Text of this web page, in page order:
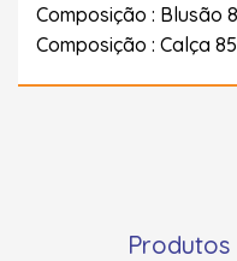
Composição : Blusão
Composição : Calça